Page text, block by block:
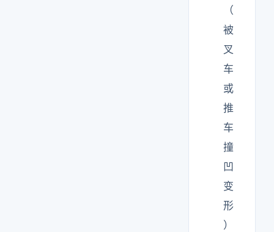
（
被
叉
车
或
推
车
撞
凹
变
形
）